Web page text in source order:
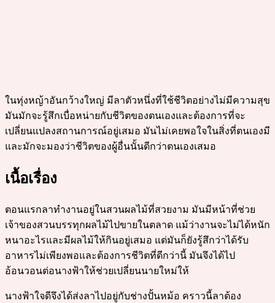
ในทุ่งหญ้าอันกว้างใหญ่ มีลาตัวหนึ่งที่ใช้ชีวิตอย่างไม่มีความสุข
มันมักจะรู้สึกเบื่อหน่ายกับชีวิตของตนเองและต้องการที่จะ
เปลี่ยนแปลงสถานการณ์อยู่เสมอ มันไม่เคยพอใจในสิ่งที่ตนเองมี
และมักจะมองว่าชีวิตของผู้อื่นนั้นดีกว่าตนเองเสมอ
เนื้อเรื่อง
ตอนแรกลาทำงานอยู่ในสวนผลไม้ที่สวยงาม มันมีหน้าที่ช่วย
เจ้าของสวนบรรทุกผลไม้ไปขายในตลาด แม้ว่างานจะไม่ได้หนัก
หนาอะไรและมีผลไม้ให้กินอยู่เสมอ แต่มันก็ยังรู้สึกว่าได้รับ
อาหารไม่เพียงพอและต้องการชีวิตที่ดีกว่านี้ มันจึงได้ไป
อ้อนวอนต่อนางฟ้าให้ช่วยเปลี่ยนนายใหม่ให้
นางฟ้าใจดีจึงได้ส่งลาไปอยู่กับช่างปั้นหม้อ คราวนี้ลาต้อง